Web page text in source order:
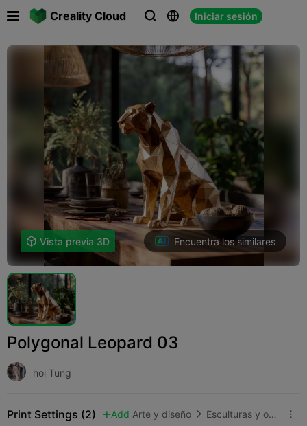
Creality Cloud   Iniciar sesión
 
 Vista previa 3D Encuentra los similares
Polygonal Leopard 03
hoi Tung
Print Settings (2)  Add Arte y diseño  Esculturas y obras de arte 